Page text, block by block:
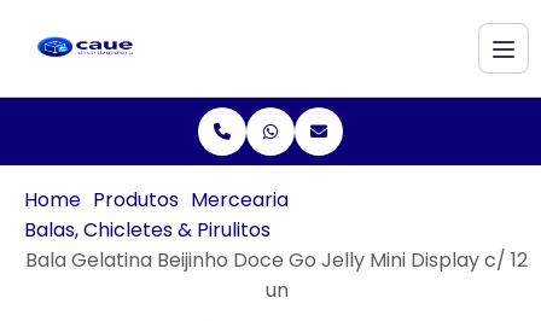
Home Produtos Mercearia
Balas, Chicletes & Pirulitos
Bala Gelatina Beijinho Doce Go Jelly Mini Display c/ 12
un